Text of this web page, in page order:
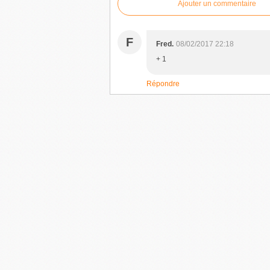
Ajouter un commentaire
F Fred. 08/02/2017 22:18
+ 1
Répondre